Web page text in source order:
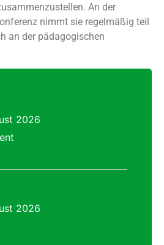
An der
nimmt sie regelmäßig teil
an der pädagogischen
2026
2026